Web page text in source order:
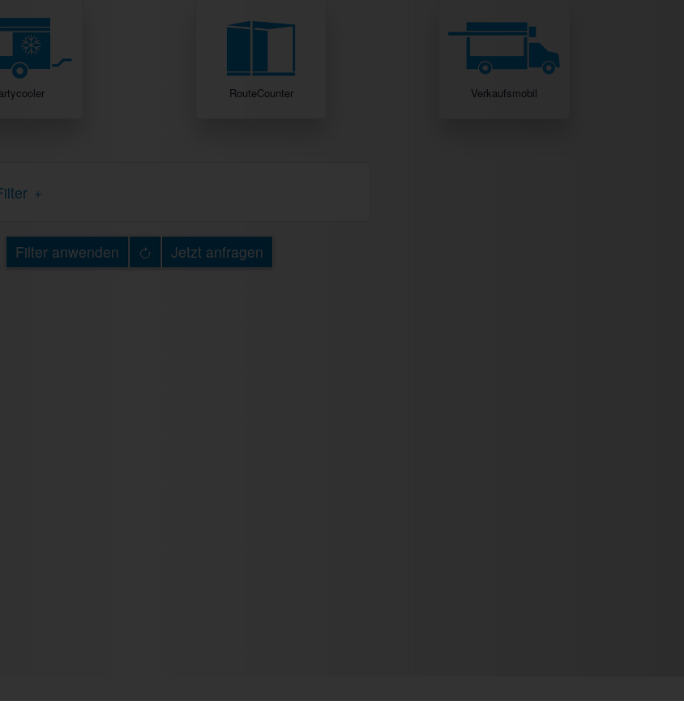
RouteCounter Verkaufsmobil
Filter anwenden Jetzt anfragen